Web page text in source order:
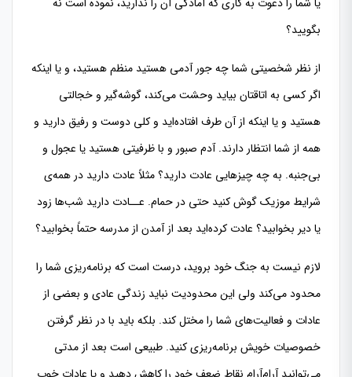
بگویید؟
از نظر شخصیتی شما چه جور آدمی هستید منظم هستید، و یا اینکه
اگر کسی به اتاقتان بیاید وحشت می‌کند، گوشه‌گیر و خجالتی
هستید و یا اینکه از آن طرف افتاده‌اید و کلی دوست و رفیق دارید و
همه از شما انتظار دارند. آدم صبور و با ظرفیتی هستید یا عجول و
بی‌جنبه. به چه چیزهایی عادت دارید؟ مثلاً عادت دارید در همه‌ی
شرایط موزیک گوش کنید حتی در حمام. عــادت دارید شب‌ها زود
یا دیر بخوابید؟ عادت کرده‌اید بعد از آمدن از مدرسه حتماً بخوابید؟
لازم نیست به جنگ خود بروید، درست است که برنامه‌ریزی شما را
محدود می‌کند ولی این محدودیت نباید زندگی عادی و بعضی از
عادات و فعالیت‌های شما را مختل کند. بلکه باید با در نظر گرفتن
خصوصیات خویش برنامه‌ریزی کنید. طبیعی است بعد از مدتی